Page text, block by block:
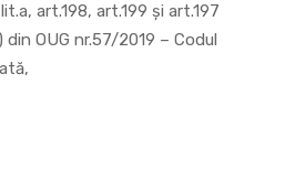
art.198, art.199 și art.197
din OUG nr.57/2019 – Codul